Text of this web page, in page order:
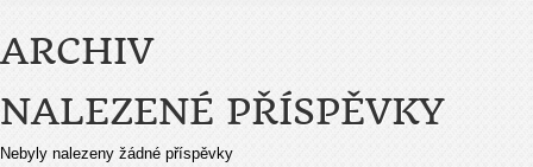
ARCHIV
NALEZENÉ PŘÍSPĚVKY
Nebyly nalezeny žádné příspěvky